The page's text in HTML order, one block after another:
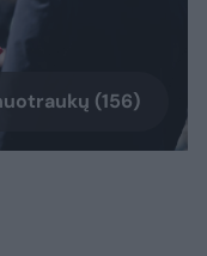
(156)